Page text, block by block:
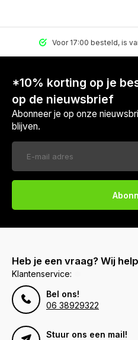
Voor 17:00 besteld, is
Voor 17:00 besteld, is
*10% korting op je
op de nieuwsbrief
Abonneer je op onze
blijven.
Heb je een vraag? Wij
Klantenservice:
Bel ons!
06 38929322
Stuur ons een mail!